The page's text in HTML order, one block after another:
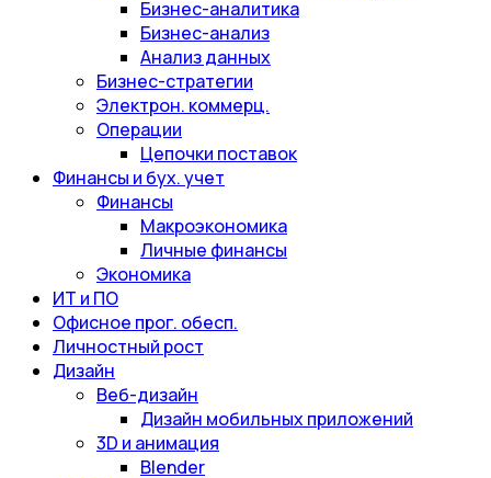
Бизнес-аналитика
Бизнес-анализ
Анализ данных
Бизнес-стратегии
Электрон. коммерц.
Операции
Цепочки поставок
Финансы и бух. учет
Финансы
Макроэкономика
Личные финансы
Экономика
ИТ и ПО
Офисное прог. обесп.
Личностный рост
Дизайн
Веб-дизайн
Дизайн мобильных приложений
3D и анимация
Blender